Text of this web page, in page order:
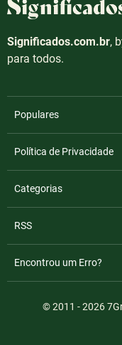
Significados.com.br,
para todos.
Populares
Política de Privacidade
Categorias
RSS
Encontrou um Erro?
© 2011 - 2026